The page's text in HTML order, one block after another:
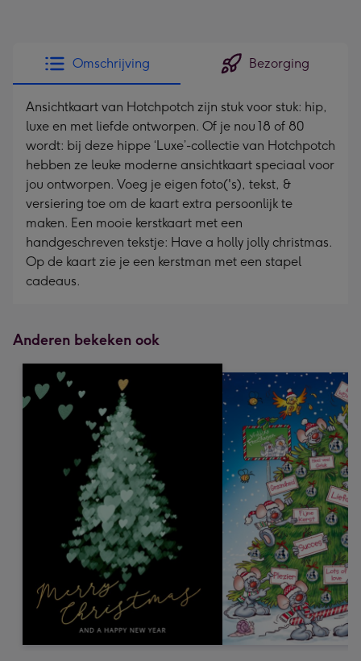
Omschrijving Bezorging
Ansichtkaart van Hotchpotch zijn stuk voor stuk: hip,
luxe en met liefde ontworpen. Of je nou 18 of 80
wordt: bij deze hippe ‘Luxe’-collectie van Hotchpotch
hebben ze leuke moderne ansichtkaart speciaal voor
jou ontworpen. Voeg je eigen foto('s), tekst, &
versiering toe om de kaart extra persoonlijk te
maken. Een mooie kerstkaart met een
handgeschreven tekstje: Have a holly jolly christmas.
Op de kaart zie je een kerstman met een stapel
cadeaus.
Anderen bekeken ook